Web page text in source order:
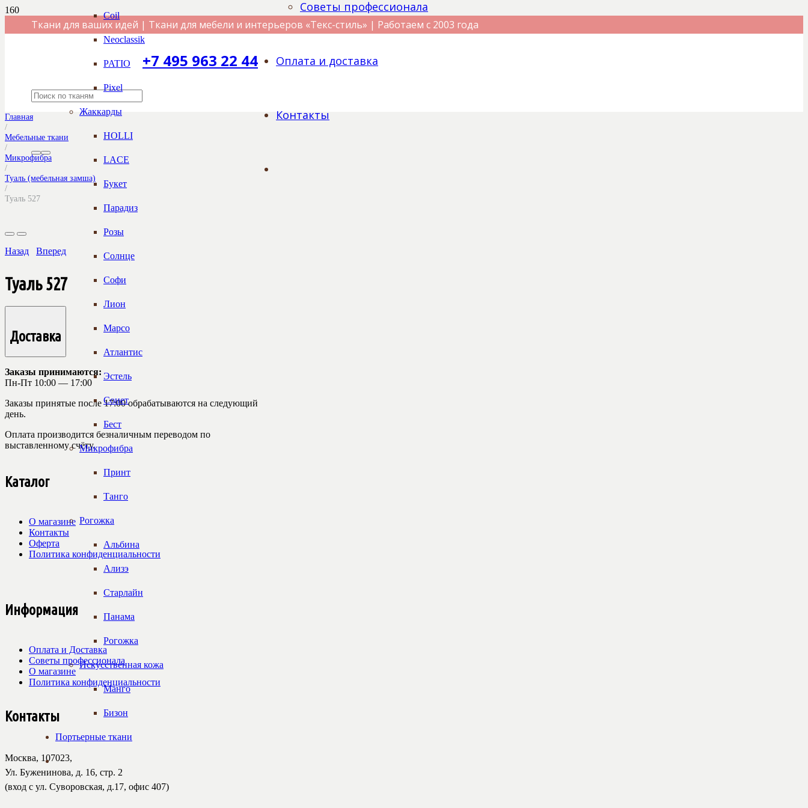
Ткани для ваших идей | Ткани для мебели и интерьеров «Текс-стиль» | Работаем с 2003 года
+7 495 963 22 44
Советы профессионала
Оплата и доставка
Контакты
Coil
Neoclassik
PATIO
Pixel
Жаккарды
HOLLI
LACE
Букет
Парадиз
Розы
Солнце
Софи
Лион
Марсо
Атлантис
Эстель
Сонет
Бест
Микрофибра
Принт
Танго
Рогожка
Альбина
Ализэ
Старлайн
Панама
Рогожка
Искусственная кожа
Манго
Бизон
Портьерные ткани
Главная
/
Мебельные ткани
/
Микрофибра
/
Туаль (мебельная замша)
/
Туаль 527
Назад Вперед
Туаль 527
Доставка
Заказы принимаются:
Пн-Пт 10:00 — 17:00
Заказы принятые после 17:00 обрабатываются на следующий
день.
Оплата производится безналичным переводом по
выставленному счёту.
Каталог
О магазине
Контакты
Оферта
Политика конфиденциальности
Информация
Оплата и Доставка
Советы профессионала
О магазине
Политика конфиденциальности
Контакты
Москва, 107023,
Ул. Буженинова, д. 16, стр. 2
(вход с ул. Суворовская, д.17, офис 407)